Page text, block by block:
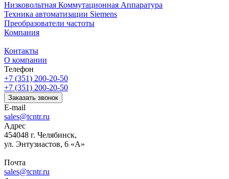
Низковольтная Коммутационная Аппаратура
Техника автоматизации Siemens
Преобразователи частоты
Компания
Контакты
О компании
Телефон
+7 (351) 200-20-50
+7 (351) 200-20-50
Заказать звонок
E-mail
sales@tcntr.ru
Адрес
454048 г. Челябинск,
ул. Энтузиастов, 6 «А»
Почта
sales@tcntr.ru